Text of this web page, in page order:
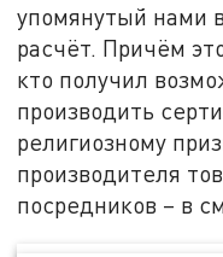
упомянутый нами
расчёт. Причём
кто получил
производить
религиозному
производителя
посредников – в